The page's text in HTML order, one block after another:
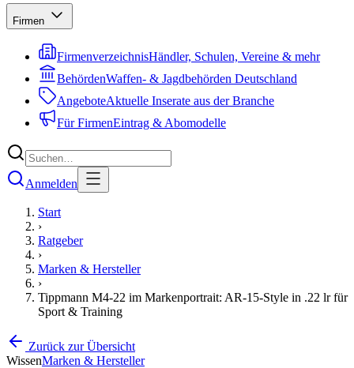
Firmen
FirmenverzeichnisHändler, Schulen, Vereine & mehr
BehördenWaffen- & Jagdbehörden Deutschland
AngeboteAktuelle Inserate aus der Branche
Für FirmenEintrag & Abomodelle
Anmelden
Start
›
Ratgeber
›
Marken & Hersteller
›
Tippmann M4-22 im Markenportrait: AR-15-Style in .22 lr für
Sport & Training
Zurück zur Übersicht
WissenMarken & Hersteller